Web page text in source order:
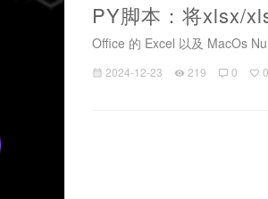
PY脚本：将xlsx/
Office 的 Excel 以及 MacOs
2024-12-23 219 0 0